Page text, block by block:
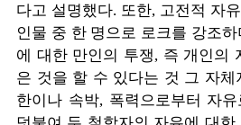
다고 설명했다. 또한, 고전적 자
인물 중 한 명으로 로크를 강조
에 대한 만인의 투쟁, 즉 개인의
은 것을 할 수 있다는 것 그 자체
한이나 속박, 폭력으로부터 자